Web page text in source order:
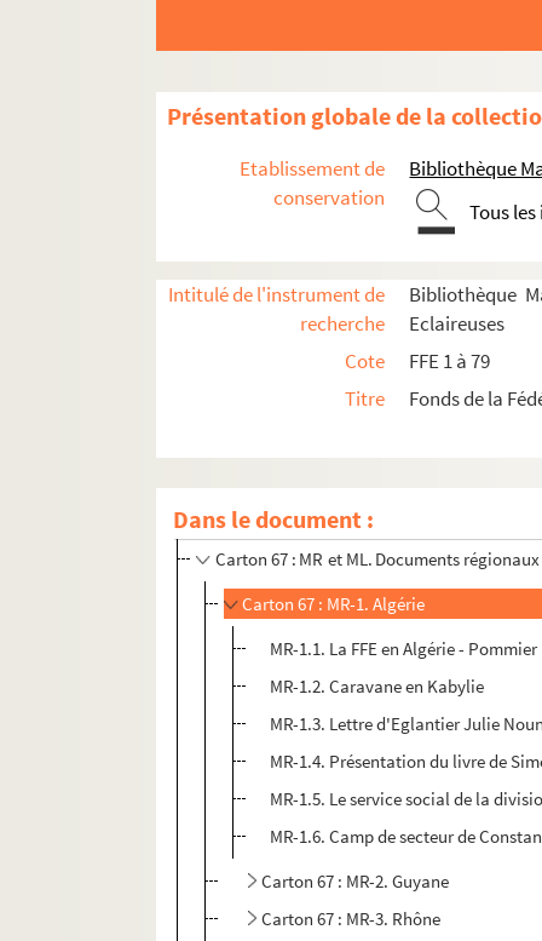
Présentation globale de la
Etablissement de
conservation
Bibliothèque
Tous
Intitulé de l'instrument de
recherche
Bibliothèque
Eclaireuses
Cote
FFE 1 à 79
Titre
Fonds de la
Dans le document :
Carton 57 : MNF-MNG. Pédagogie, revues
Carton 58 : MNH. Formation
Carton 59 : MNJ. Relations publiques
Carton 60 : MNJ. Relations publiques
Carton 61. MNO-MNP-MNQ
Carton 62. Témoignages, souvenirs
Carton 63 : MNU. Photos
Carton 65 : MNV. Hauts lieux de la FFE
Carton 66 : MNX. Histoire de la FFE
Carton 67 : MR et ML. Documents
Carton 67 : MR-1. Algérie
MR-1.1. La FFE en Algérie -
MR-1.2. Caravane en Kabylie
MR-1.3. Lettre d'Eglantier Julie
MR-1.4. Présentation du livre de
MR-1.5. Le service social de la
MR-1.6. Camp de secteur de
Carton 67 : MR-2. Guyane
Carton 67 : MR-3. Rhône